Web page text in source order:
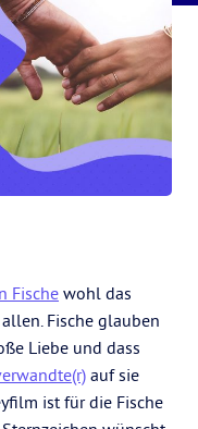
Fische wohl das
Fische glauben
Liebe und dass
auf sie
ist für die Fische